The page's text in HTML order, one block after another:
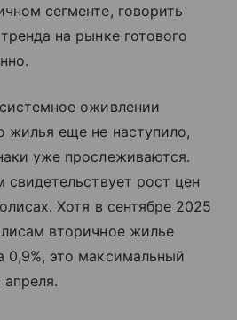
сегменте, говорить
на рынке готового
оживлении
жилья еще не наступило,
уже прослеживаются.
свидетельствует рост цен
Хотя в сентябре 2025
вторичное жилье
это максимальный